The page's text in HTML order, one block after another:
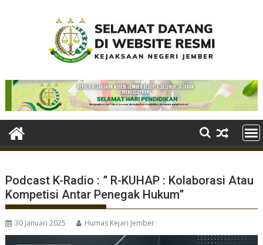
Podcast K-Radio : ” R-KUHAP : Kolaborasi Atau
Kompetisi Antar Penegak Hukum”
30 Januari 2025 Humas Kejari Jember